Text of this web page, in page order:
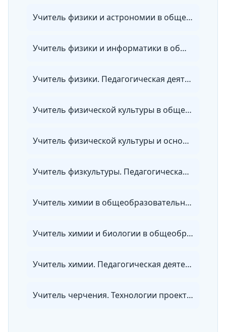
Учитель физики и астрономии в общеобразовательных организациях, организациях СПО и в репетиторской деятельности
Учитель физики и информатики в общеобразовательных организациях, организациях СПО и в репетиторской деятельности
Учитель физики. Педагогическая деятельность по проектированию и реализации образовательного процесса в соответствии с ФГОС
Учитель физической культуры в общеобразовательных организациях и в организациях СПО. Фитнес-тренер
Учитель физической культуры и основ безопасности и защиты Родины (ОБЗР) в общеобразовательных организациях и в организациях СПО. Преподаватель-организатор ОБЗР
Учитель физкультуры. Педагогическая деятельность по проектированию и реализации образовательного процесса в соответствии с ФГОС
Учитель химии в общеобразовательных организациях, организациях СПО и в репетиторской деятельности
Учитель химии и биологии в общеобразовательных организациях, организациях СПО и в репетиторской деятельности
Учитель химии. Педагогическая деятельность по проектированию и реализации образовательного процесса в соответствии с ФГОС
Учитель черчения. Технологии проектирования и реализации учебного процесса с учетом требований ФГОС